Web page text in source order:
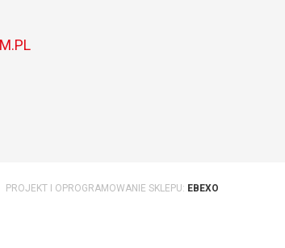
PROJEKT I OPROGRAMOWANIE SKLEPU: EBEXO